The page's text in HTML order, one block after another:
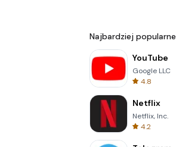
Najbardziej popularne
YouTube
Google LLC
4.8
Netflix
Netflix, Inc.
4.2